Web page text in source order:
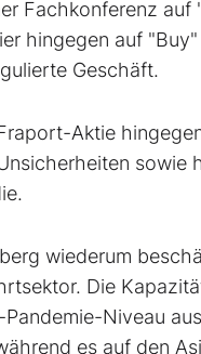
Fachkonferenz
hingegen auf
Geschäft.
Aktie
sowie
wiederum
Die
Niveau
es auf den